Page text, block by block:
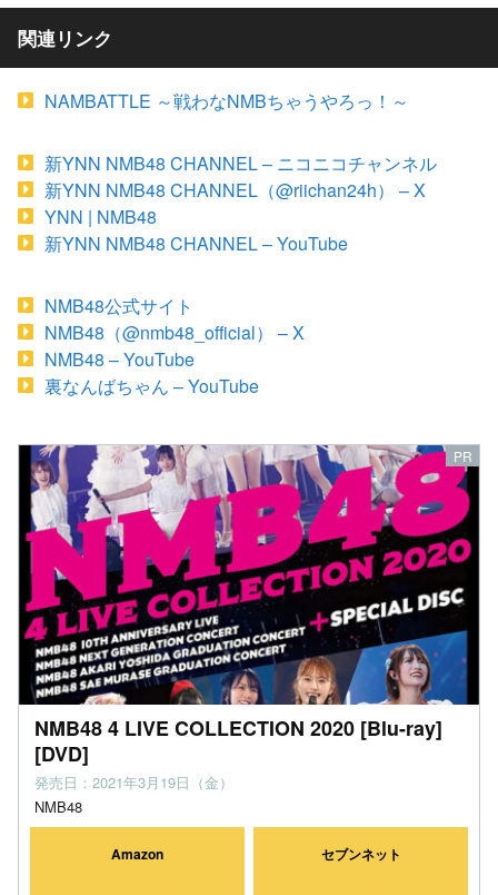
関連リンク
NAMBATTLE ～戦わなNMBちゃうやろっ！～
新YNN NMB48 CHANNEL – ニコニコチャンネル
新YNN NMB48 CHANNEL（@riichan24h） – X
YNN | NMB48
新YNN NMB48 CHANNEL – YouTube
NMB48公式サイト
NMB48（@nmb48_official） – X
NMB48 – YouTube
裏なんばちゃん – YouTube
NMB48 4 LIVE COLLECTION 2020 [Blu-ray]
[DVD]
発売日：2021年3月19日（金）
NMB48
Amazon セブンネット